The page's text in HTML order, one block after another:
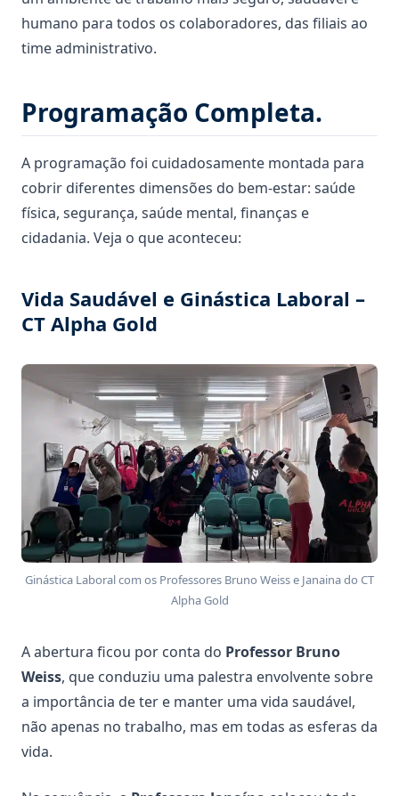
humano para todos os colaboradores, das filiais ao
time administrativo.
Programação Completa.
A programação foi cuidadosamente montada para
cobrir diferentes dimensões do bem-estar: saúde
física, segurança, saúde mental, finanças e
cidadania. Veja o que aconteceu:
Vida Saudável e Ginástica Laboral –
CT Alpha Gold
Ginástica Laboral com os Professores Bruno Weiss e Janaina do CT
Alpha Gold
A abertura ficou por conta do Professor Bruno
Weiss, que conduziu uma palestra envolvente sobre
a importância de ter e manter uma vida saudável,
não apenas no trabalho, mas em todas as esferas da
vida.